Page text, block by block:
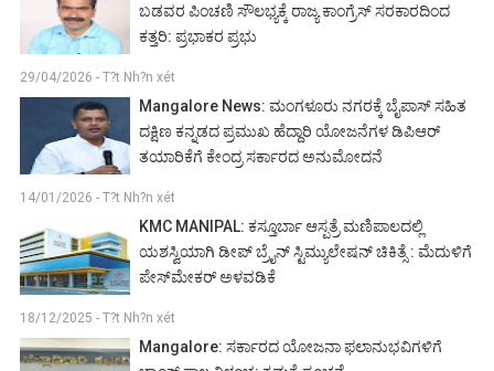
ಬಡವರ ಪಿಂಚಣಿ ಸೌಲಭ್ಯಕ್ಕೆ ರಾಜ್ಯ ಕಾಂಗ್ರೆಸ್ ಸರಕಾರದಿಂದ
ಕತ್ತರಿ: ಪ್ರಭಾಕರ ಪ್ರಭು
29/04/2026 - T?t Nh?n xét
Mangalore News: ಮಂಗಳೂರು ನಗರಕ್ಕೆ ಬೈಪಾಸ್‌ ಸಹಿತ
ದಕ್ಷಿಣ ಕನ್ನಡದ ಪ್ರಮುಖ ಹೆದ್ದಾರಿ ಯೋಜನೆಗಳ ಡಿಪಿಆರ್
ತಯಾರಿಕೆಗೆ ಕೇಂದ್ರ ಸರ್ಕಾರದ ಅನುಮೋದನೆ
14/01/2026 - T?t Nh?n xét
KMC MANIPAL: ಕಸ್ತೂರ್ಬಾ ಆಸ್ಪತ್ರೆ ಮಣಿಪಾಲದಲ್ಲಿ
ಯಶಸ್ವಿಯಾಗಿ ಡೀಪ್ ಬ್ರೈನ್ ಸ್ಟಿಮ್ಯುಲೇಷನ್ ಚಿಕಿತ್ಸೆ : ಮೆದುಳಿಗೆ
ಪೇಸ್‌ಮೇಕರ್ ಅಳವಡಿಕೆ
18/12/2025 - T?t Nh?n xét
Mangalore: ಸರ್ಕಾರದ ಯೋಜನಾ ಫಲಾನುಭವಿಗಳಿಗೆ